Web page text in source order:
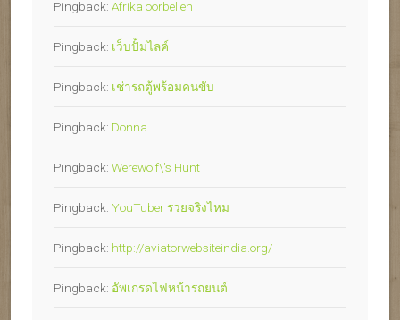
Pingback: Afrika oorbellen
Pingback: เว็บปั้มไลค์
Pingback: เช่ารถตู้พร้อมคนขับ
Pingback: Donna
Pingback: Werewolf\'s Hunt
Pingback: YouTuber รวยจริงไหม
Pingback: http://aviatorwebsiteindia.org/
Pingback: อัพเกรดไฟหน้ารถยนต์